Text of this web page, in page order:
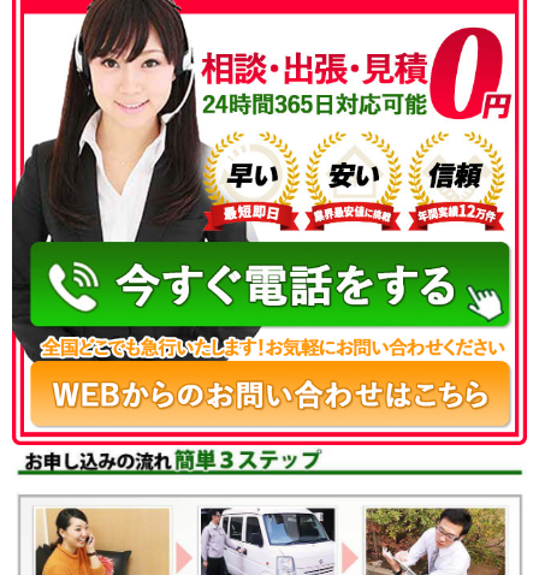
050-3186-4780